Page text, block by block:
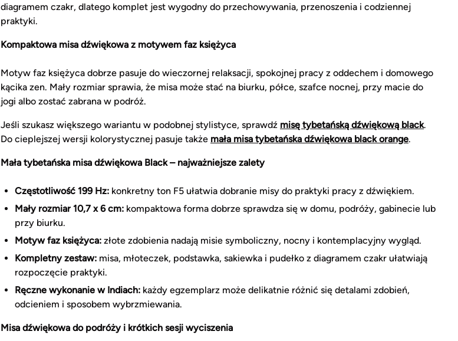
diagramem czakr, dlatego komplet jest wygodny do przechowywania, przenoszenia i codziennej
praktyki.
Kompaktowa misa dźwiękowa z motywem faz księżyca
Motyw faz księżyca dobrze pasuje do wieczornej relaksacji, spokojnej pracy z oddechem i domowego
kącika zen. Mały rozmiar sprawia, że misa może stać na biurku, półce, szafce nocnej, przy macie do
jogi albo zostać zabrana w podróż.
Jeśli szukasz większego wariantu w podobnej stylistyce, sprawdź misę tybetańską dźwiękową black.
Do cieplejszej wersji kolorystycznej pasuje także mała misa tybetańska dźwiękowa black orange.
Mała tybetańska misa dźwiękowa Black – najważniejsze zalety
Częstotliwość 199 Hz: konkretny ton F5 ułatwia dobranie misy do praktyki pracy z dźwiękiem.
Mały rozmiar 10,7 x 6 cm: kompaktowa forma dobrze sprawdza się w domu, podróży, gabinecie lub
przy biurku.
Motyw faz księżyca: złote zdobienia nadają misie symboliczny, nocny i kontemplacyjny wygląd.
Kompletny zestaw: misa, młoteczek, podstawka, sakiewka i pudełko z diagramem czakr ułatwiają
rozpoczęcie praktyki.
Ręczne wykonanie w Indiach: każdy egzemplarz może delikatnie różnić się detalami zdobień,
odcieniem i sposobem wybrzmiewania.
Misa dźwiękowa do podróży i krótkich sesji wyciszenia